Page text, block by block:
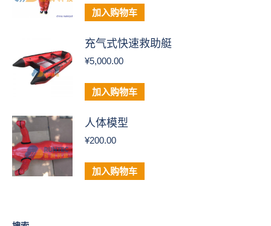
加入购物车
充气式快速救助艇
¥5,000.00
加入购物车
人体模型
¥200.00
加入购物车